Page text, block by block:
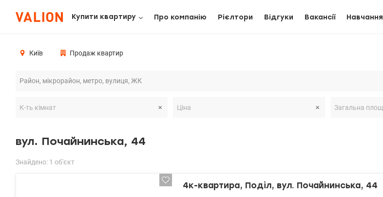
Купити квартиру Про компанію Рієлтори Відгуки Вакансії Навчання
Київ Продаж квартир
вул. Почайнинська, 44
Знайдено: 1 об'єкт
4к-квартира, Поділ, вул. Почайнинська, 44